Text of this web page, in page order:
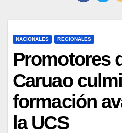
NACIONALES REGIONALES
Promotores
Caruao
formación
la UCS